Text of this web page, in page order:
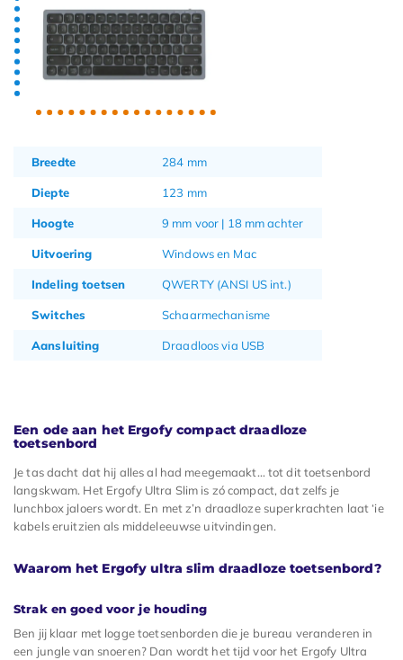
Breedte 284 mm
Diepte 123 mm
Hoogte 9 mm voor | 18 mm achter
Uitvoering Windows en Mac
Indeling toetsen QWERTY (ANSI US int.)
Switches Schaarmechanisme
Aansluiting Draadloos via USB
Een ode aan het Ergofy compact draadloze
toetsenbord
Je tas dacht dat hij alles al had meegemaakt… tot dit toetsenbord
langskwam. Het Ergofy Ultra Slim is zó compact, dat zelfs je
lunchbox jaloers wordt. En met z’n draadloze superkrachten laat ‘ie
kabels eruitzien als middeleeuwse uitvindingen.
Waarom het Ergofy ultra slim draadloze toetsenbord?
Strak en goed voor je houding
Ben jij klaar met logge toetsenborden die je bureau veranderen in
een jungle van snoeren? Dan wordt het tijd voor het Ergofy Ultra